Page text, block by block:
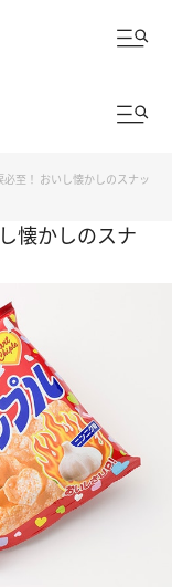
至！ おいし懐かしのスナッ